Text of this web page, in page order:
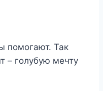
помогают. Так
– голубую мечту